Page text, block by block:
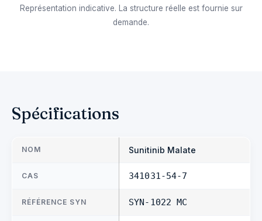
Représentation indicative. La structure réelle est fournie sur
demande.
Spécifications
NOM Sunitinib Malate
CAS 341031-54-7
RÉFÉRENCE SYN SYN-1022 MC